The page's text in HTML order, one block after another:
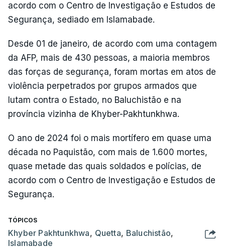
acordo com o Centro de Investigação e Estudos de
Segurança, sediado em Islamabade.
Desde 01 de janeiro, de acordo com uma contagem
da AFP, mais de 430 pessoas, a maioria membros
das forças de segurança, foram mortas em atos de
violência perpetrados por grupos armados que
lutam contra o Estado, no Baluchistão e na
província vizinha de Khyber-Pakhtunkhwa.
O ano de 2024 foi o mais mortífero em quase uma
década no Paquistão, com mais de 1.600 mortes,
quase metade das quais soldados e polícias, de
acordo com o Centro de Investigação e Estudos de
Segurança.
TÓPICOS
Khyber Pakhtunkhwa, Quetta, Baluchistão,
Islamabade